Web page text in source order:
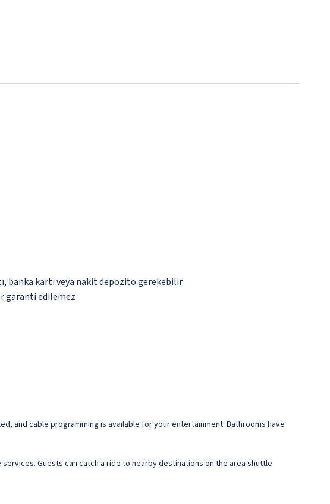
banka kartı veya nakit depozito gerekebilir
garanti edilemez
and cable programming is available for your entertainment. Bathrooms have
Guests can catch a ride to nearby destinations on the area shuttle